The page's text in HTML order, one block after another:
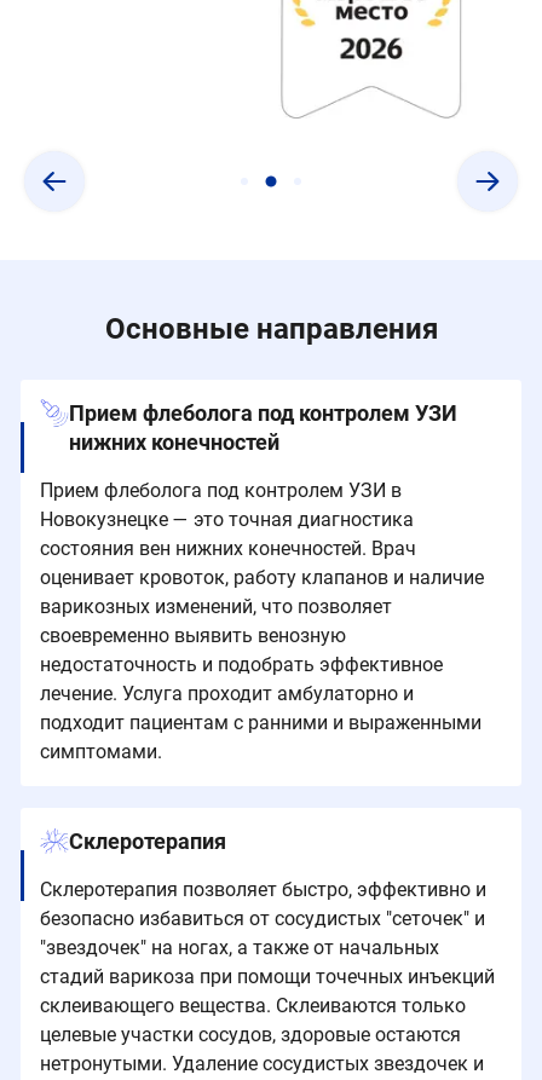
Основные направления
Прием флеболога под контролем УЗИ
нижних конечностей
Прием флеболога под контролем УЗИ в
Новокузнецке — это точная диагностика
состояния вен нижних конечностей. Врач
оценивает кровоток, работу клапанов и наличие
варикозных изменений, что позволяет
своевременно выявить венозную
недостаточность и подобрать эффективное
лечение. Услуга проходит амбулаторно и
подходит пациентам с ранними и выраженными
симптомами.
Склеротерапия
Cклеротерапия позволяет быстро, эффективно и
безопасно избавиться от сосудистых "сеточек" и
"звездочек" на ногах, а также от начальных
стадий варикоза при помощи точечных инъекций
склеивающего вещества. Склеиваются только
целевые участки сосудов, здоровые остаются
нетронутыми. Удаление сосудистых звездочек и